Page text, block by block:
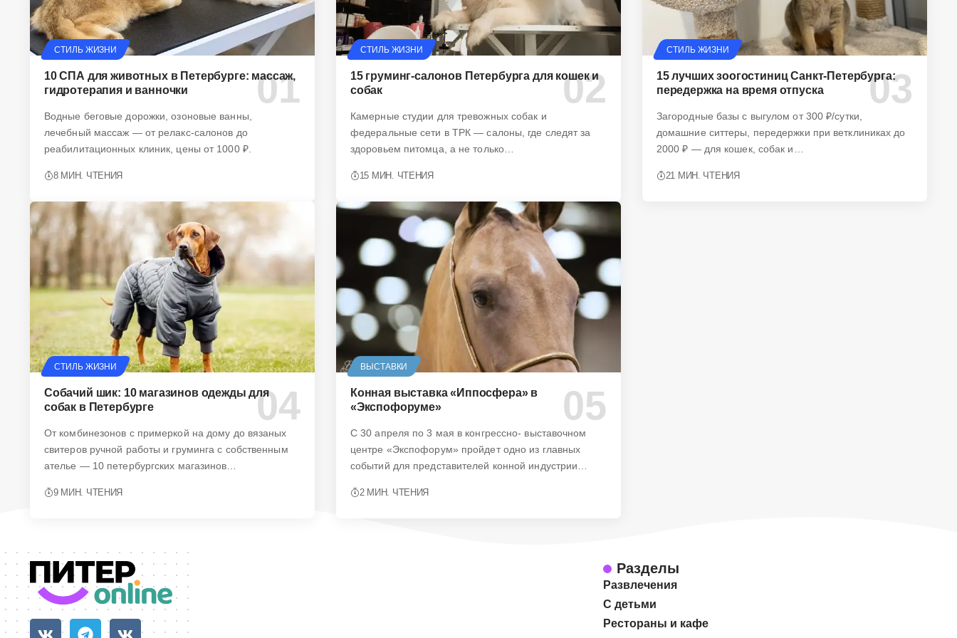
СТИЛЬ ЖИЗНИ
10 СПА для животных в Петербурге: массаж,
гидротерапия и ванночки
Водные беговые дорожки, озоновые ванны,
лечебный массаж — от релакс-салонов до
реабилитационных клиник, цены от 1000 ₽.
8 МИН. ЧТЕНИЯ
СТИЛЬ ЖИЗНИ
15 груминг-салонов Петербурга для кошек и
собак
Камерные студии для тревожных собак и
федеральные сети в ТРК — салоны, где следят за
здоровьем питомца, а не только…
15 МИН. ЧТЕНИЯ
СТИЛЬ ЖИЗНИ
15 лучших зоогостиниц Санкт-Петербурга:
передержка на время отпуска
Загородные базы с выгулом от 300 ₽/сутки,
домашние ситтеры, передержки при ветклиниках до
2000 ₽ — для кошек, собак и…
21 МИН. ЧТЕНИЯ
СТИЛЬ ЖИЗНИ
Собачий шик: 10 магазинов одежды для
собак в Петербурге
От комбинезонов с примеркой на дому до вязаных
свитеров ручной работы и груминга с собственным
ателье — 10 петербургских магазинов…
9 МИН. ЧТЕНИЯ
ВЫСТАВКИ
Конная выставка «Иппосфера» в
«Экспофоруме»
С 30 апреля по 3 мая в конгрессно- выставочном
центре «Экспофорум» пройдет одно из главных
событий для представителей конной индустрии…
2 МИН. ЧТЕНИЯ
Разделы
Развлечения
С детьми
Рестораны и кафе